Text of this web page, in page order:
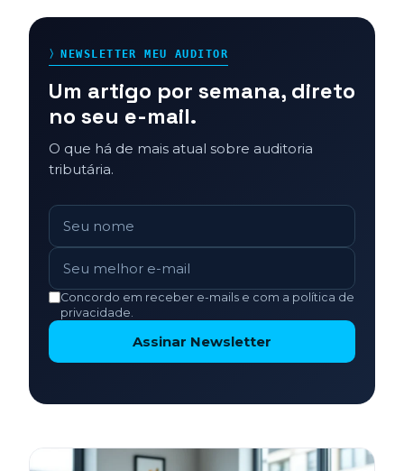
〉NEWSLETTER MEU AUDITOR
Um artigo por semana, direto
no seu e-mail.
O que há de mais atual sobre auditoria
tributária.
Concordo em receber e-mails e com a política de
privacidade.
Assinar Newsletter